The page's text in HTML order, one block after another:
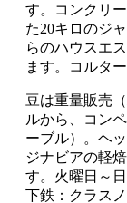
す。コンクリ
た20キロのジ
らのハウスエ
ます。コルタ
豆は重量販売
ルから、コン
ーブル）。ヘ
ジナビアの軽
す。火曜日～
下鉄：クラス